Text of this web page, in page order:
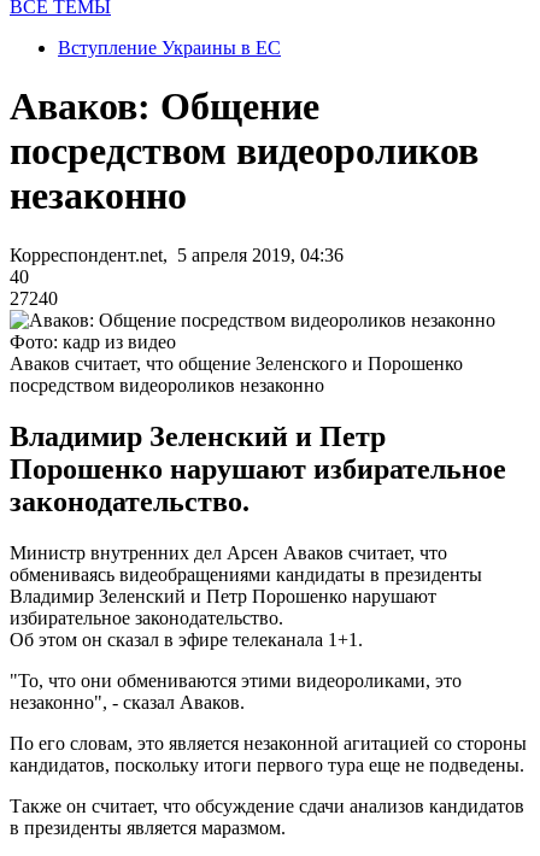
ВСЕ ТЕМЫ
Вступление Украины в ЕС
Аваков: Общение
посредством видеороликов
незаконно
Корреспондент.net, 5 апреля 2019, 04:36
40
27240
Фото: кадр из видео
Аваков считает, что общение Зеленского и Порошенко
посредством видеороликов незаконно
Владимир Зеленский и Петр
Порошенко нарушают избирательное
законодательство.
Министр внутренних дел Арсен Аваков считает, что
обмениваясь видеобращениями кандидаты в президенты
Владимир Зеленский и Петр Порошенко нарушают
избирательное законодательство.
Об этом он сказал в эфире телеканала 1+1.
"То, что они обмениваются этими видеороликами, это
незаконно", - сказал Аваков.
По его словам, это является незаконной агитацией со стороны
кандидатов, поскольку итоги первого тура еще не подведены.
Также он считает, что обсуждение сдачи анализов кандидатов
в президенты является маразмом.